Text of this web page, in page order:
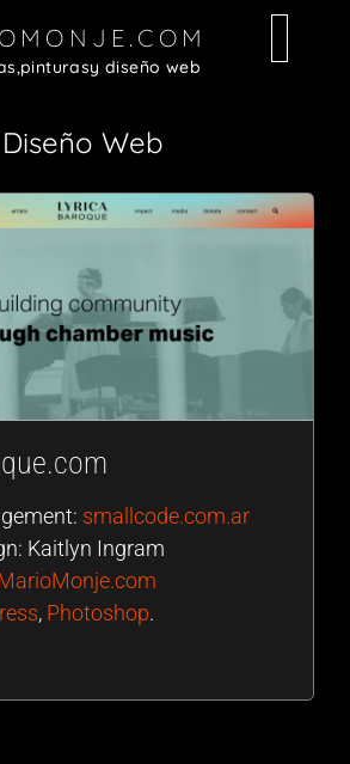
pinturasy diseño web
Diseño Web
smallcode.com.ar
Kaitlyn Ingram
, Photoshop.